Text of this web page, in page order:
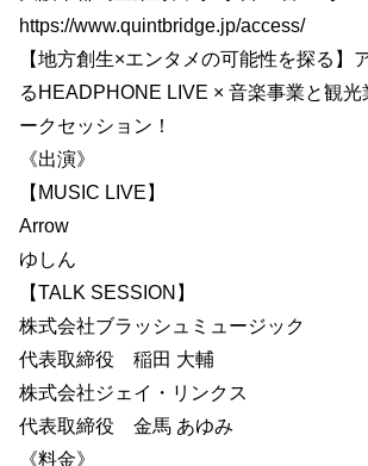
https://www.quintbridge.jp/access/
【地方創生×エンタメの可能性を探る】
るHEADPHONE LIVE × 音楽事業と観光
ークセッション！
《出演》
【MUSIC LIVE】
Arrow
ゆしん
【TALK SESSION】
株式会社ブラッシュミュージック
代表取締役 稲田 大輔
株式会社ジェイ・リンクス
代表取締役 金馬 あゆみ
《料金》